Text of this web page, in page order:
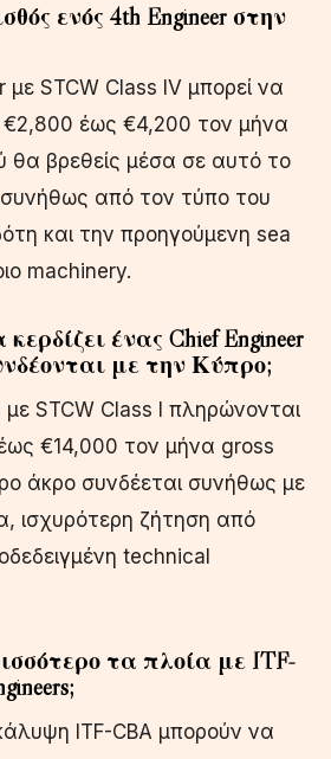
ενός 4th Engineer στην
STCW Class IV μπορεί να
€2,800 έως €4,200 τον μήνα
θα βρεθείς μέσα σε αυτό το
από τον τύπο του
και την προηγούμενη sea
machinery.
ένας Chief Engineer
με την Κύπρο;
με STCW Class I πληρώνονται
€14,000 τον μήνα gross
άκρο συνδέεται συνήθως με
ισχυρότερη ζήτηση από
technical
τα πλοία με ITF-
ITF-CBA μπορούν να